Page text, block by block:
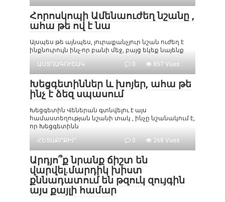
Հորոսկոպի Ամենաուժեղ նշանը ,
ահա թե ով է նա
Այսպես թե այնպես, յուրաքանչյուր նշան ուժեղ է
ինքնուրույն ինչ-որ բանի մեջ, բայց եկեք նայենք
ԱՍՏՂԱԳՈՒՇԱԿ
0 857 Vues :
Խեցգետիններ և խոյեր, ահա թե
ինչ է ձեզ սպասում
Խեցգետին Վեներան գտնվելու է այս
համաստեղության նշանի տակ , ինչը նշանակում է,
որ Խեցգետինն
ՀԵՏԱՔՐՔԻՐ
0 268 Vues :
Արդյո՞ք նրանք ճիշտ են
վարվել.մարդիկ խիստ
քննադատում են թզուկ զույգին
այս քայլի համար